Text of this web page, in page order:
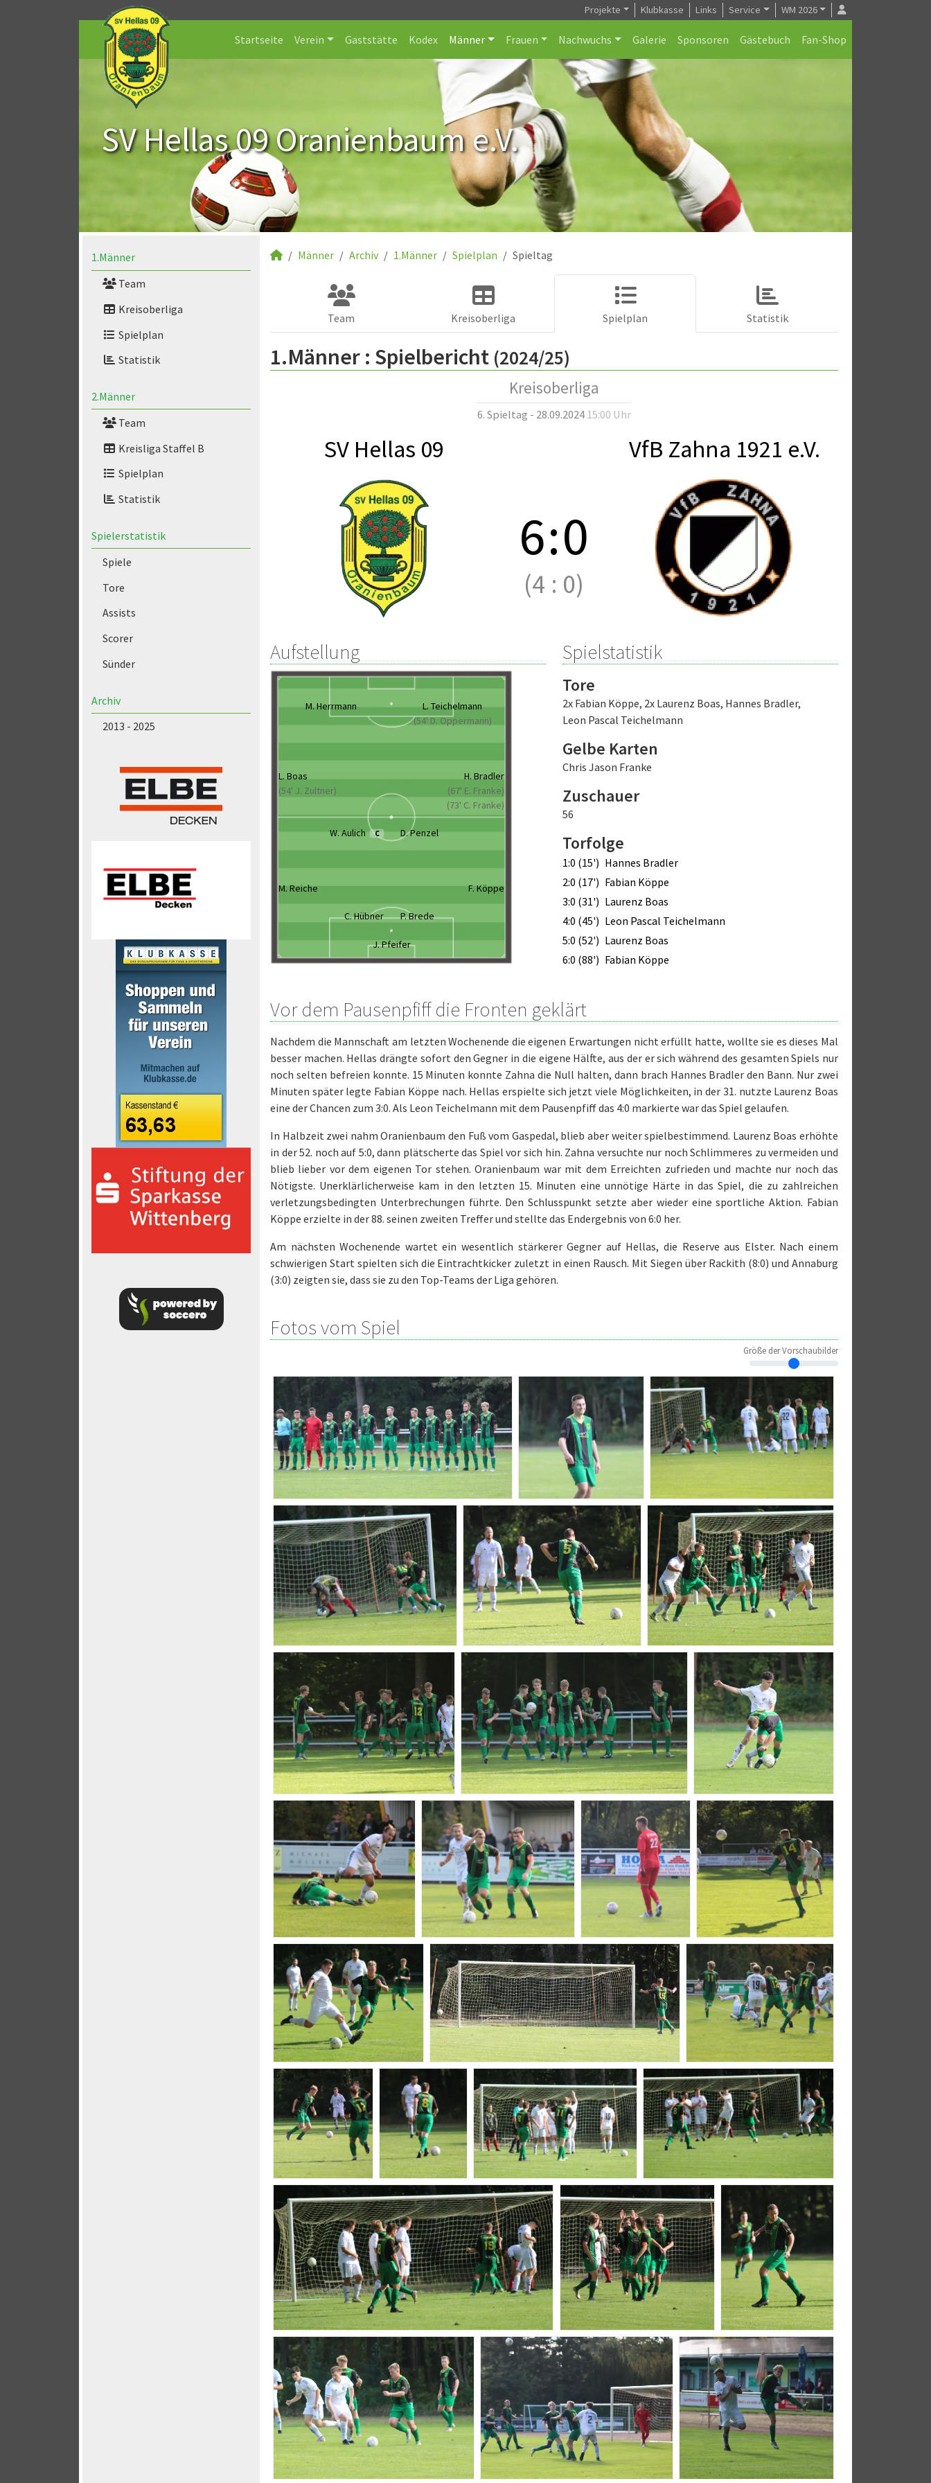
Projekte Klubkasse Links Service WM 2026
Startseite Verein Gaststätte Kodex Männer Frauen Nachwuchs Galerie Sponsoren Gästebuch Fan-Shop
SV Hellas 09 Oranienbaum e.V.
1.Männer
Team
Kreisoberliga
Spielplan
Statistik
2.Männer
Team
Kreisliga Staffel B
Spielplan
Statistik
Spielerstatistik
Spiele
Tore
Assists
Scorer
Sünder
Archiv
2013 - 2025
Männer Archiv 1.Männer Spielplan Spieltag
Team Kreisoberliga Spielplan Statistik
1.Männer : Spielbericht (2024/25)
Kreisoberliga
6. Spieltag - 28.09.2024 15:00 Uhr
SV Hellas 09 VfB Zahna 1921 e.V.
6:0
(4 : 0)
Aufstellung
M. Herrmann
L. Teichelmann
(54' D. Oppermann)
L. Boas
(54' J. Zultner)
H. Bradler
(67' E. Franke)
(73' C. Franke)
W. Aulich C D. Penzel
M. Reiche F. Köppe
C. Hübner P. Brede
J. Pfeifer
Spielstatistik
Tore
2x Fabian Köppe, 2x Laurenz Boas, Hannes Bradler,
Leon Pascal Teichelmann
Gelbe Karten
Chris Jason Franke
Zuschauer
56
Torfolge
1:0 (15') Hannes Bradler
2:0 (17') Fabian Köppe
3:0 (31') Laurenz Boas
4:0 (45') Leon Pascal Teichelmann
5:0 (52') Laurenz Boas
6:0 (88') Fabian Köppe
Vor dem Pausenpfiff die Fronten geklärt
Nachdem die Mannschaft am letzten Wochenende die eigenen Erwartungen nicht erfüllt hatte, wollte sie es dieses Mal
besser machen. Hellas drängte sofort den Gegner in die eigene Hälfte, aus der er sich während des gesamten Spiels nur
noch selten befreien konnte. 15 Minuten konnte Zahna die Null halten, dann brach Hannes Bradler den Bann. Nur zwei
Minuten später legte Fabian Köppe nach. Hellas erspielte sich jetzt viele Möglichkeiten, in der 31. nutzte Laurenz Boas
eine der Chancen zum 3:0. Als Leon Teichelmann mit dem Pausenpfiff das 4:0 markierte war das Spiel gelaufen.
In Halbzeit zwei nahm Oranienbaum den Fuß vom Gaspedal, blieb aber weiter spielbestimmend. Laurenz Boas erhöhte
in der 52. noch auf 5:0, dann plätscherte das Spiel vor sich hin. Zahna versuchte nur noch Schlimmeres zu vermeiden und
blieb lieber vor dem eigenen Tor stehen. Oranienbaum war mit dem Erreichten zufrieden und machte nur noch das
Nötigste. Unerklärlicherweise kam in den letzten 15. Minuten eine unnötige Härte in das Spiel, die zu zahlreichen
verletzungsbedingten Unterbrechungen führte. Den Schlusspunkt setzte aber wieder eine sportliche Aktion. Fabian
Köppe erzielte in der 88. seinen zweiten Treffer und stellte das Endergebnis von 6:0 her.
Am nächsten Wochenende wartet ein wesentlich stärkerer Gegner auf Hellas, die Reserve aus Elster. Nach einem
schwierigen Start spielten sich die Eintrachtkicker zuletzt in einen Rausch. Mit Siegen über Rackith (8:0) und Annaburg
(3:0) zeigten sie, dass sie zu den Top-Teams der Liga gehören.
Fotos vom Spiel
Größe der Vorschaubilder